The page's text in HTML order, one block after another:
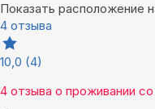
Показать расположение
4 отзыва
10,0 (4)
4 отзыва о проживании